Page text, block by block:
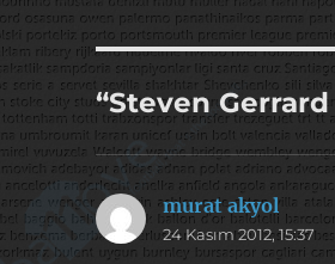
“Steven
murat akyoldedi
ki:
24 Kasım 2012, 15:37